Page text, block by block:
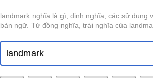
landmark nghĩa là gì, định nghĩa, các sử dụng
bản ngữ. Từ đồng nghĩa, trái nghĩa của